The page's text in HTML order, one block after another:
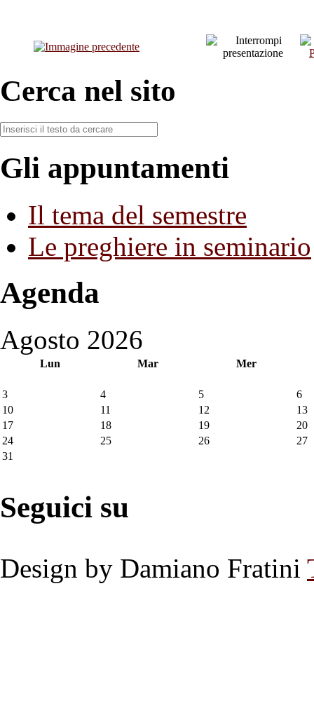
Cerca nel sito
Gli appuntamenti
Il tema del semestre
Le preghiere in seminario
Agenda
Agosto 2026
Lun Mar Mer
3 4 5
6
10
11 12
13
17
18 19
20
24
25 26
27
31
Seguici su
Design by Damiano Fratini